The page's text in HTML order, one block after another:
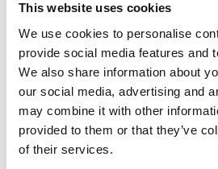
This website uses cookies
We use cookies to personalise
provide social media features and
We also share information about
our social media, advertising and
may combine it with other
provided to them or that they’ve
of their services.